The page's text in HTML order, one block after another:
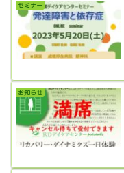
セミナー
お知らせ